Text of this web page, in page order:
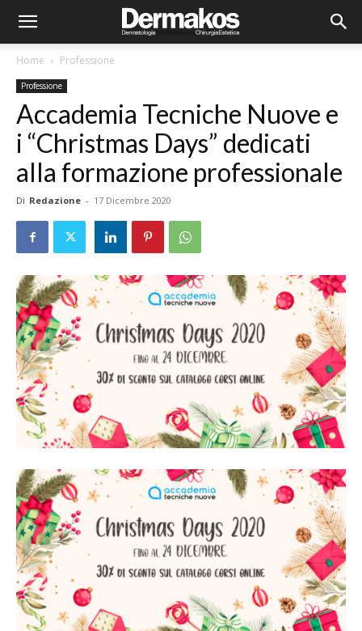
Home Professione
Professione
Accademia Tecniche Nuove e
i “Christmas Days” dedicati
alla formazione professionale
Di Redazione - 17 Dicembre 2020